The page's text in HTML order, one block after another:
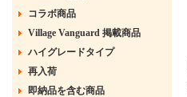
コラボ商品
Village Vanguard 掲載商品
ハイグレードタイプ
再入荷
即納品を含む商品